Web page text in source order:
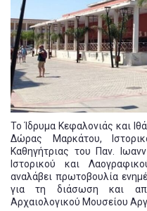
Το Ίδρυμα Κεφαλονιάς και
Δώρας Μαρκάτου,
Καθηγήτριας του Παν.
Ιστορικού και
αναλάβει πρωτοβουλία
για τη διάσωση και
Αρχαιολογικού Μουσείου